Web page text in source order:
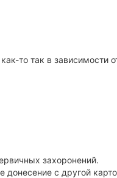
то так в зависимости
захоронений.
с другой